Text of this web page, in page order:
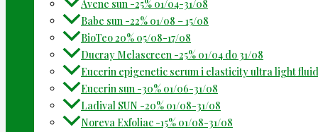
Avene sun -25% 01/04-31/08
Babe sun -22% 01/08 – 15/08
BioTeo 20% 05/08-17/08
Ducray Melascreen -25% 01/04 do 31/08
Eucerin epigenetic serum i elasticity ultra light
Eucerin sun -30% 01/06-31/08
Ladival SUN -20% 01/08-31/08
Noreva Exfoliac -15% 01/08-31/08